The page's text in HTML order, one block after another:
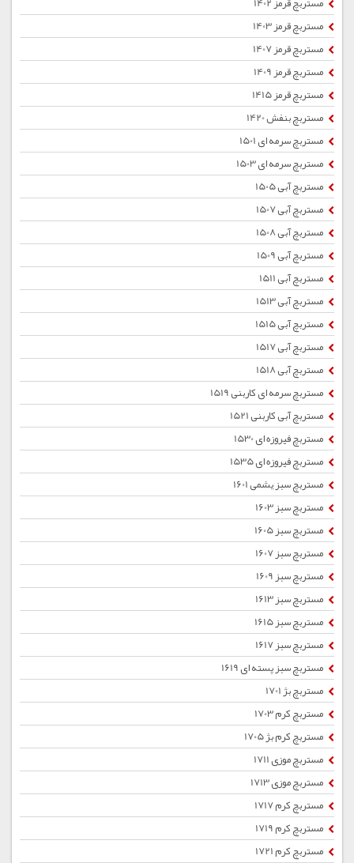
مستربچ قرمز 1403
مستربچ قرمز 1407
مستربچ قرمز 1409
مستربچ قرمز 1415
مستربچ بنفش 1420
مستربچ سرمه ای 1501
مستربچ سرمه ای 1503
مستربچ آبی 1505
مستربچ آبی 1507
مستربچ آبی 1508
مستربچ آبی 1509
مستربچ آبی 1511
مستربچ آبی 1513
مستربچ آبی 1515
مستربچ آبی 1517
مستربچ آبی 1518
مستربچ سرمه ای کاربنی 1519
مستربچ آبی کاربنی 1521
مستربچ فیروزه ای 1530
مستربچ فیروزه ای 1535
مستربچ سبز یشمی 1601
مستربچ سبز 1603
مستربچ سبز 1605
مستربچ سبز 1607
مستربچ سبز 1609
مستربچ سبز 1613
مستربچ سبز 1615
مستربچ سبز 1617
مستربچ سبز پسته ای 1619
مستربچ بژ 1701
مستربچ کرم 1703
مستربچ کرم بژ 1705
مستربچ موزی 1711
مستربچ موزی 1713
مستربچ کرم 1717
مستربچ کرم 1719
مستربچ کرم 1721